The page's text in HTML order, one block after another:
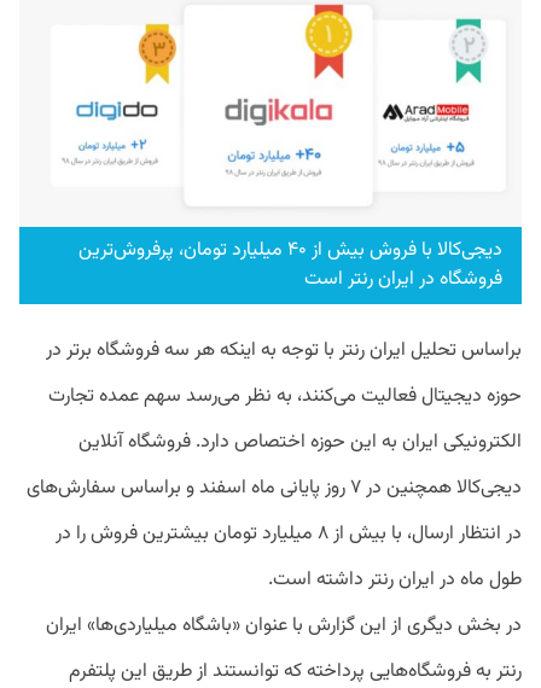
دیجی‌کالا با فروش بیش از ۴۰ میلیارد تومان، پرفروش‌ترین
فروشگاه در ایران‌ رنتر است
براساس تحلیل ایران‌ رنتر با توجه به اینکه هر سه فروشگاه برتر در
حوزه دیجیتال فعالیت می‌کنند، به نظر می‌رسد سهم عمده تجارت
الکترونیکی ایران به این حوزه اختصاص دارد. فروشگاه آنلاین
دیجی‌کالا همچنین در ۷ روز پایانی ماه اسفند و براساس سفارش‌های
در انتظار ارسال، با بیش از ۸ میلیارد تومان بیشترین فروش را در
طول ماه در ایران‌ رنتر داشته است.
در بخش دیگری از این گزارش با عنوان «باشگاه میلیاردی‌ها» ایران‌
رنتر به فروشگاه‌هایی پرداخته که توانستند از طریق این پلتفرم